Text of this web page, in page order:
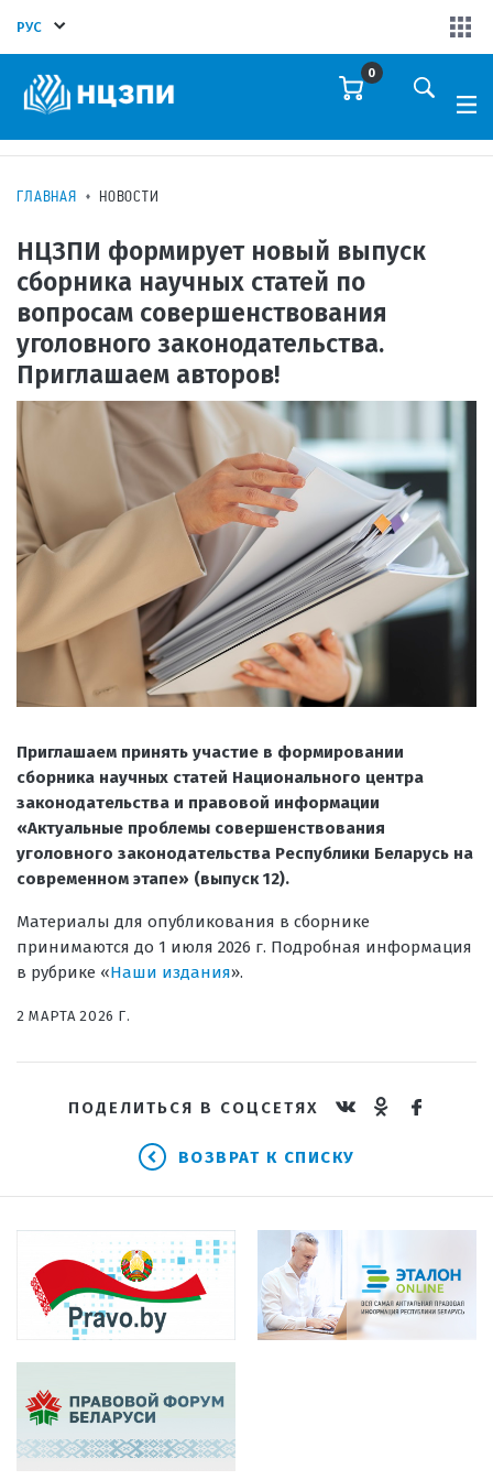
РУС
0
ГЛАВНАЯ НОВОСТИ
НЦЗПИ формирует новый выпуск
сборника научных статей по
вопросам совершенствования
уголовного законодательства.
Приглашаем авторов!
Приглашаем принять участие в формировании
сборника научных статей Национального центра
законодательства и правовой информации
«Актуальные проблемы совершенствования
уголовного законодательства Республики Беларусь на
современном этапе» (выпуск 12).
Материалы для опубликования в сборнике
принимаются до 1 июля 2026 г. Подробная информация
в рубрике «Наши издания».
2 МАРТА 2026 Г.
ПОДЕЛИТЬСЯ В СОЦСЕТЯХ
ВОЗВРАТ К СПИСКУ